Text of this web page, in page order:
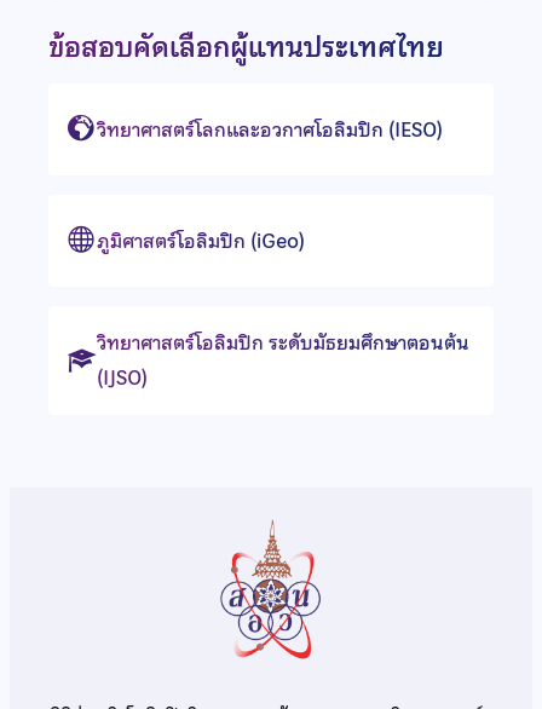
ข้อสอบคัดเลือกผู้แทนประเทศไทย
วิทยาศาสตร์โลกและอวกาศโอลิมปิก (IESO)
ภูมิศาสตร์โอลิมปิก (iGeo)
วิทยาศาสตร์โอลิมปิก ระดับมัธยมศึกษาตอนต้น
(IJSO)